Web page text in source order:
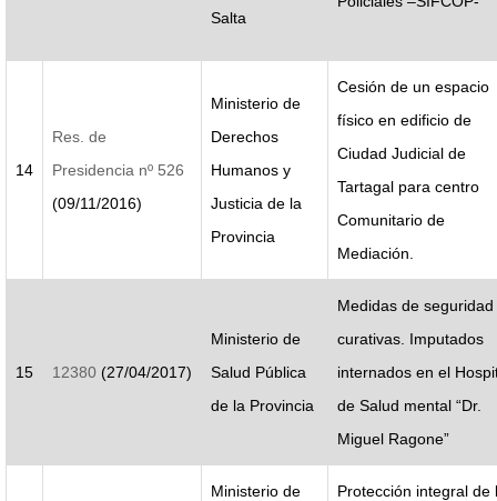
Salta
14
Res. de
Presidencia nº 526
(09/11/2016)
Ministerio de
Derechos
Humanos y
Justicia de la
Provincia
Cesión de un espacio
físico en edificio de
Ciudad Judicial de
Tartagal para centro
Comunitario de
Mediación.
15 12380 (27/04/2017)
Ministerio de
Salud Pública
de la Provincia
Medidas de seguridad
curativas. Imputados
internados en el
de Salud mental “Dr.
Miguel Ragone”
Ministerio de
Protección integral de